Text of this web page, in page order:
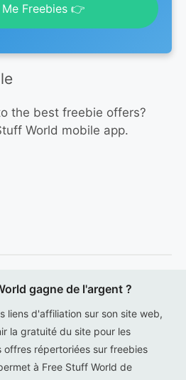
Me Freebies 👉
the best freebie offers?
World mobile app.
gagne de l'argent ?
liens d'affiliation sur son site web,
la gratuité du site pour les
offres répertoriées sur freebies
à Free Stuff World de